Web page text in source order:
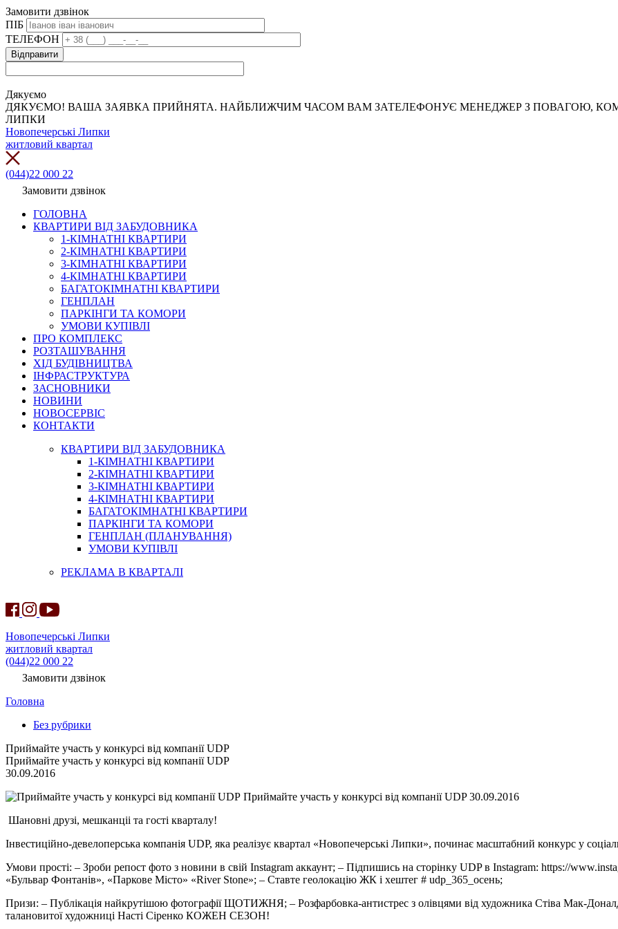
Замовити дзвінок
ПІБ
ТЕЛЕФОН
Дякуємо
ДЯКУЄМО! ВАША ЗАЯВКА ПРИЙНЯТА. НАЙБЛИЖЧИМ ЧАСОМ ВАМ ЗАТЕЛЕФОНУЄ МЕНЕДЖЕР З ПОВАГОЮ,
ЛИПКИ
Новопечерські Липки
житловий квартал
(044)22 000 22
Замовити дзвінок
ГОЛОВНА
КВАРТИРИ ВІД ЗАБУДОВНИКА
1-КІМНАТНІ КВАРТИРИ
2-КІМНАТНІ КВАРТИРИ
3-КІМНАТНІ КВАРТИРИ
4-КІМНАТНІ КВАРТИРИ
БАГАТОКІМНАТНІ КВАРТИРИ
ГЕНПЛАН
ПАРКІНГИ ТА КОМОРИ
УМОВИ КУПІВЛІ
ПРО КОМПЛЕКС
РОЗТАШУВАННЯ
ХІД БУДІВНИЦТВА
ІНФРАСТРУКТУРА
ЗАСНОВНИКИ
НОВИНИ
НОВОСЕРВІС
КОНТАКТИ
КВАРТИРИ ВІД ЗАБУДОВНИКА
1-КІМНАТНІ КВАРТИРИ
2-КІМНАТНІ КВАРТИРИ
3-КІМНАТНІ КВАРТИРИ
4-КІМНАТНІ КВАРТИРИ
БАГАТОКІМНАТНІ КВАРТИРИ
ПАРКІНГИ ТА КОМОРИ
ГЕНПЛАН (ПЛАНУВАННЯ)
УМОВИ КУПІВЛІ
РЕКЛАМА В КВАРТАЛІ
Новопечерські Липки
житловий квартал
(044)22 000 22
Замовити дзвінок
Головна
Без рубрики
Приймайте участь у конкурсі від компанії UDP
Приймайте участь у конкурсі від компанії UDP
30.09.2016
Приймайте участь у конкурсі від компанії UDP 30.09.2016
Шановні друзі, мешканціі та гості кварталу!
Інвестиційно-девелоперська компанія UDP, яка реалізує квартал «Новопечерські Липки», починає масштабний конкурс у
Умови прості: – Зроби репост фото з новини в свій Instagram аккаунт; – Підпишись на сторінку UDP в Instagram: https://
«Бульвар Фонтанів», «Паркове Місто» «River Stone»; – Ставте геолокацію ЖК і хештег # udp_365_осень;
Призи: – Публікація найкрутішою фотографії ЩОТИЖНЯ; – Розфарбовка-антистрес з олівцями від художника Стіва Мак-
талановитої художниці Насті Сіренко КОЖЕН СЕЗОН!